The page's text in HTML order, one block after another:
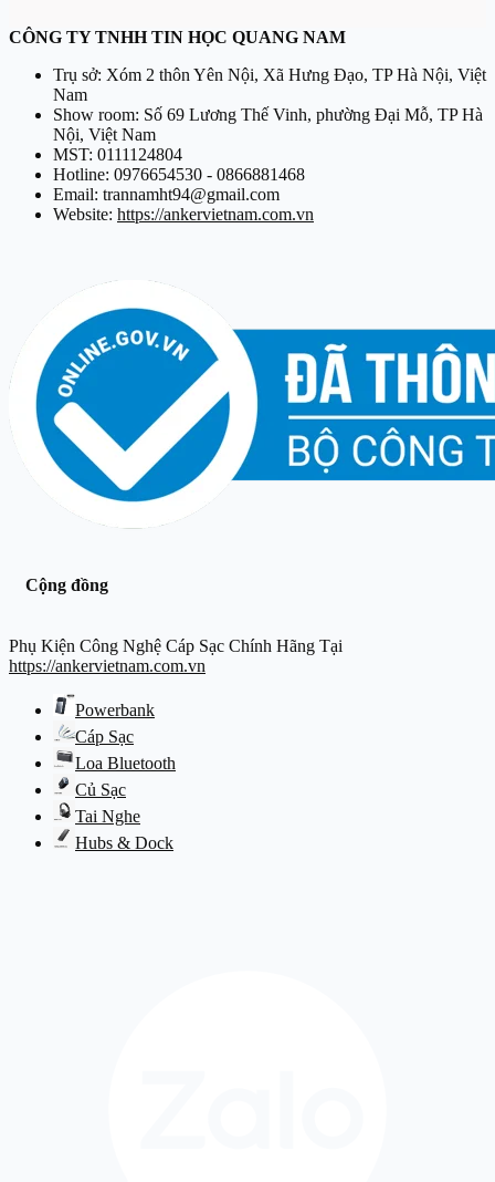
CÔNG TY TNHH TIN HỌC QUANG NAM
Trụ sở: Xóm 2 thôn Yên Nội, Xã Hưng Đạo, TP Hà Nội, Việt
Nam
Show room: Số 69 Lương Thế Vinh, phường Đại Mỗ, TP Hà
Nội, Việt Nam
MST: 0111124804
Hotline: 0976654530 - 0866881468
Email: trannamht94@gmail.com
Website: https://ankervietnam.com.vn
Cộng đồng
Phụ Kiện Công Nghệ Cáp Sạc Chính Hãng Tại
https://ankervietnam.com.vn
Powerbank
Cáp Sạc
Loa Bluetooth
Củ Sạc
Tai Nghe
Hubs & Dock